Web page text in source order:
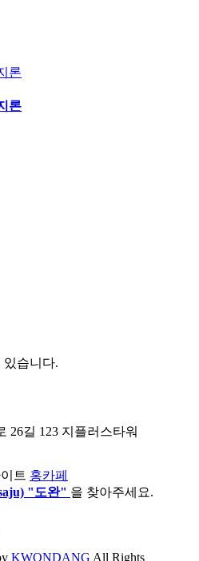
론
론
있습니다.
26길 123 지플러스타워
트 홍카페
"도완" 을 찾아주세요.
KWONDANG All Rights